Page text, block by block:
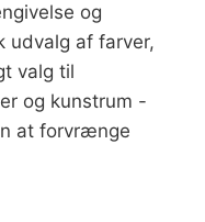
og
udvalg af farver,
valg til
og kunstrum -
at forvrænge